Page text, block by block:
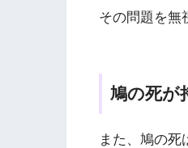
その問題を無
鳩の死が
また、鳩の死